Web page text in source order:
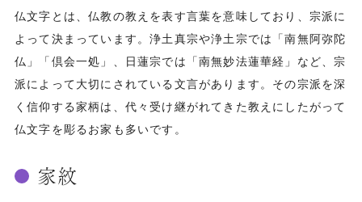
仏文字とは、仏教の教えを表す言葉を意味しており、宗派に
よって決まっています。浄土真宗や浄土宗では「南無阿弥陀
仏」「 倶会一処 」、日蓮宗では「南無妙法蓮華経 」など、宗
派によって大切にされている文言があります。その宗派を深
く信仰する家柄は、代々受け継がれてきた教えにしたがって
仏文字を彫るお家も多いです。
家紋